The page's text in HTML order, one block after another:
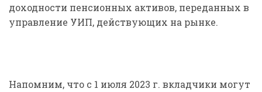
доходности пенсионных активов, переданных в
управление УИП, действующих на рынке.
Напомним, что с 1 июля 2023 г. вкладчики могут